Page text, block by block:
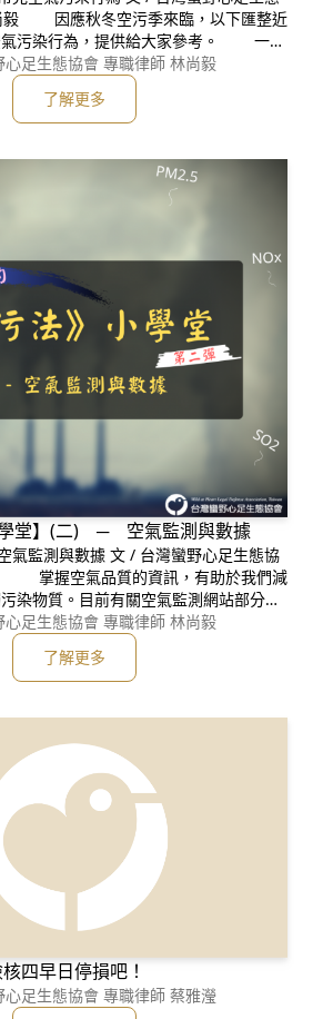
整近
染行為，提供給大家參考。 一、
特區一帶屢遭民眾反映有空氣污染異
與市民聯手揪空污，查獲三峽區三樹路
，因空氣污染防制設備故障，未能有效
心足生態協會 專職律師 林尚毅
了解更多
堂】(二) ─ 空氣監測與數據
/ 台灣蠻野心足生態協
染物質。目前有關空氣監測網站部分，
監測網及空氣網兩個網站。其他環境資
文《我們與六輕的距離二部曲—被忽視的
官方愛環境網站以及民間版本的空氣盒
心足生態協會 專職律師 林尚毅
了解更多
四早日停損吧！
心足生態協會 專職律師 蔡雅瀅